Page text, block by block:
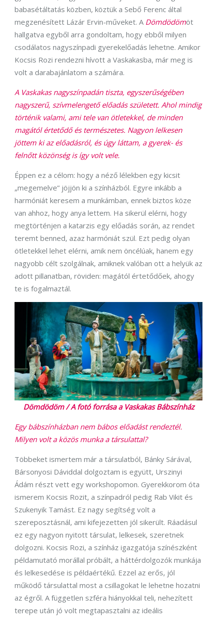
babasétáltatás közben, köztük a Sebő Ferenc által
megzenésített Lázár Ervin-műveket. A Dömdödömöt
hallgatva egyből arra gondoltam, hogy ebből milyen
csodálatos nagyszínpadi gyerekelőadás lehetne. Amikor
Kocsis Rozi rendezni hívott a Vaskakasba, már meg is
volt a darabajánlatom a számára.
A Vaskakas nagyszínpadán tiszta, egyszerűségében
nagyszerű, szívmelengető előadás született. Ahol mindig
történik valami, ami tele van ötletekkel, de minden
magától értetődő és természetes. Nagyon lelkesen
jöttem ki az előadásról, és úgy láttam, a gyerek- és
felnőtt közönség is így volt vele.
Éppen ez a célom: hogy a néző lélekben egy kicsit
„megemelve” jöjjön ki a színházból. Egyre inkább a
harmóniát keresem a munkámban, ennek biztos köze
van ahhoz, hogy anya lettem. Ha sikerül elérni, hogy
megtörténjen a katarzis egy előadás során, az rendet
teremt benned, azaz harmóniát szül. Ezt pedig olyan
ötletekkel lehet elérni, amik nem öncélúak, hanem egy
nagyobb célt szolgálnak, amiknek valóban ott a helyük az
adott pillanatban, röviden: magától értetődőek, ahogy
te is fogalmaztál.
Dömdödöm / A fotó forrása a Vaskakas Bábszínház
Egy bábszínházban nem bábos előadást rendeztél.
Milyen volt a közös munka a társulattal?
Többeket ismertem már a társulatból, Bánky Sárával,
Bársonyosi Dáviddal dolgoztam is együtt, Urszinyi
Ádám részt vett egy workshopomon. Gyerekkorom óta
ismerem Kocsis Rozit, a színpadról pedig Rab Vikit és
Szukenyik Tamást. Ez nagy segítség volt a
szereposztásnál, ami kifejezetten jól sikerült. Ráadásul
ez egy nagyon nyitott társulat, lelkesek, szeretnek
dolgozni. Kocsis Rozi, a színház igazgatója színészként
példamutató morállal próbált, a háttérdolgozók munkája
és lelkesedése is példaértékű. Ezzel az erős, jól
működő társulattal most a csillagokat le lehetne hozatni
az égről. A független szféra hiányokkal teli, nehezített
terepe után jó volt megtapasztalni az ideális